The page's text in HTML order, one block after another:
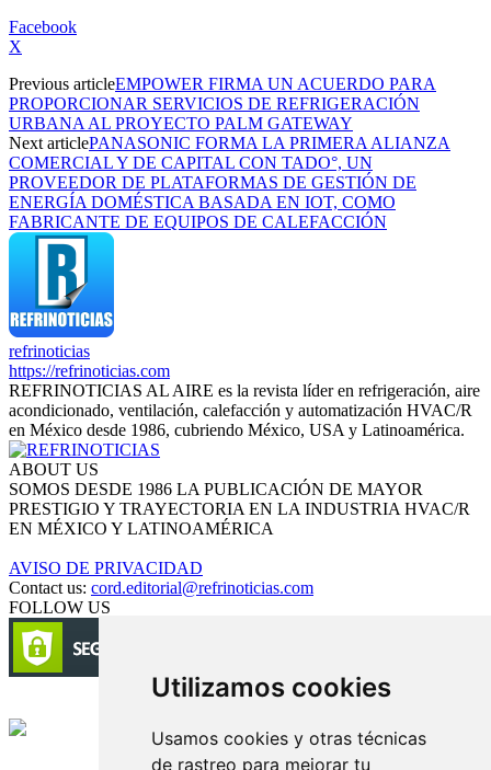
Utilizamos cookies
Usamos cookies y otras técnicas
de rastreo para mejorar tu
Facebook
X
Previous articleEMPOWER FIRMA UN ACUERDO PARA
PROPORCIONAR SERVICIOS DE REFRIGERACIÓN
URBANA AL PROYECTO PALM GATEWAY
Next articlePANASONIC FORMA LA PRIMERA ALIANZA
COMERCIAL Y DE CAPITAL CON TADO°, UN
PROVEEDOR DE PLATAFORMAS DE GESTIÓN DE
ENERGÍA DOMÉSTICA BASADA EN IOT, COMO
FABRICANTE DE EQUIPOS DE CALEFACCIÓN
refrinoticias
https://refrinoticias.com
REFRINOTICIAS AL AIRE es la revista líder en refrigeración, aire
acondicionado, ventilación, calefacción y automatización HVAC/R
en México desde 1986, cubriendo México, USA y Latinoamérica.
ABOUT US
SOMOS DESDE 1986 LA PUBLICACIÓN DE MAYOR
PRESTIGIO Y TRAYECTORIA EN LA INDUSTRIA HVAC/R
EN MÉXICO Y LATINOAMÉRICA
AVISO DE PRIVACIDAD
Contact us: cord.editorial@refrinoticias.com
FOLLOW US